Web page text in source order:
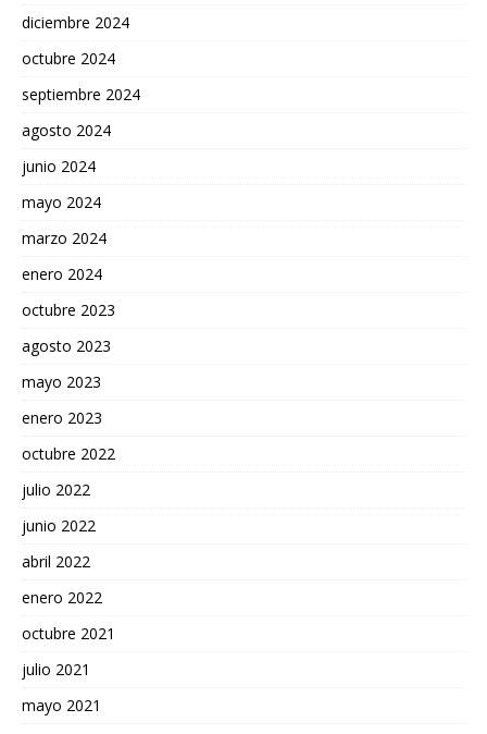
diciembre 2024
octubre 2024
septiembre 2024
agosto 2024
junio 2024
mayo 2024
marzo 2024
enero 2024
octubre 2023
agosto 2023
mayo 2023
enero 2023
octubre 2022
julio 2022
junio 2022
abril 2022
enero 2022
octubre 2021
julio 2021
mayo 2021